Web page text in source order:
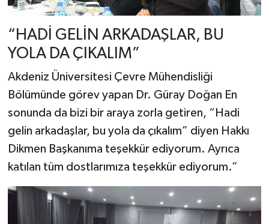
“HADİ GELİN ARKADAŞLAR, BU
YOLA DA ÇIKALIM”
Akdeniz Üniversitesi Çevre Mühendisliği
Bölümünde görev yapan Dr. Güray Doğan En
sonunda da bizi bir araya zorla getiren, “Hadi
gelin arkadaşlar, bu yola da çıkalım” diyen Hakkı
Dikmen Başkanıma teşekkür ediyorum. Ayrıca
katılan tüm dostlarımıza teşekkür ediyorum.”